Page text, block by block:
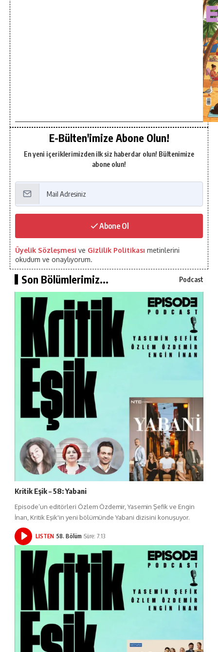
E-Bülten'imize Abone Olun!
En yeni içeriklerimizden ilk siz haberdar olun! Bültenimize
abone olun!
Abone Ol
Üyelik Sözleşmesi ve Gizlilik Politikası metinlerini
okudum ve onaylıyorum.
Son Bölümlerimiz... Podcast
Kritik Eşik – 58: Yabani
Episode’un editörleri Özlem Özdemir, Yasemin Şefik ve Engin
İnan, Kritik Eşik'in yeni bölümünde Yabani dizisini konuşuyor.
LISTEN 58. Bölüm Süre: 7:13